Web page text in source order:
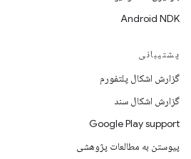
Android NDK
پشتیبانی
گزارش اشکال پلتفورم
گزارش اشکال سند
Google Play support
پیوستن به مطالعات پژوهشی